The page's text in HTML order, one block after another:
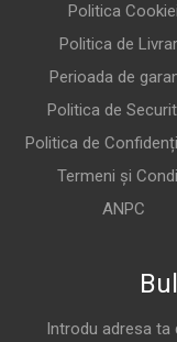
Politica Cookiei
Politica de
Perioada de
Politica de
Politica de
Termeni și
ANPC
Introdu adresa ta